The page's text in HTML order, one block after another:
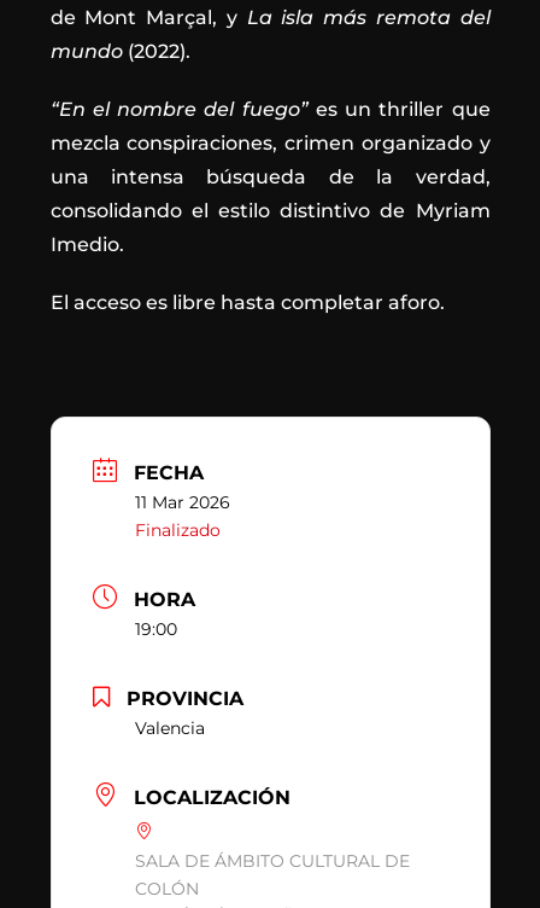
de Mont Marçal, y La isla más remota del
mundo(2022).
“En el nombre del fuego”es un thriller que
mezcla conspiraciones, crimen organizado y
una intensa búsqueda de la verdad,
consolidando el estilo distintivo de Myriam
Imedio.
El acceso es libre hasta completar aforo.
FECHA
11 Mar 2026
Finalizado
HORA
19:00
PROVINCIA
Valencia
LOCALIZACIÓN
SALA DE ÁMBITO CULTURAL DE
COLÓN